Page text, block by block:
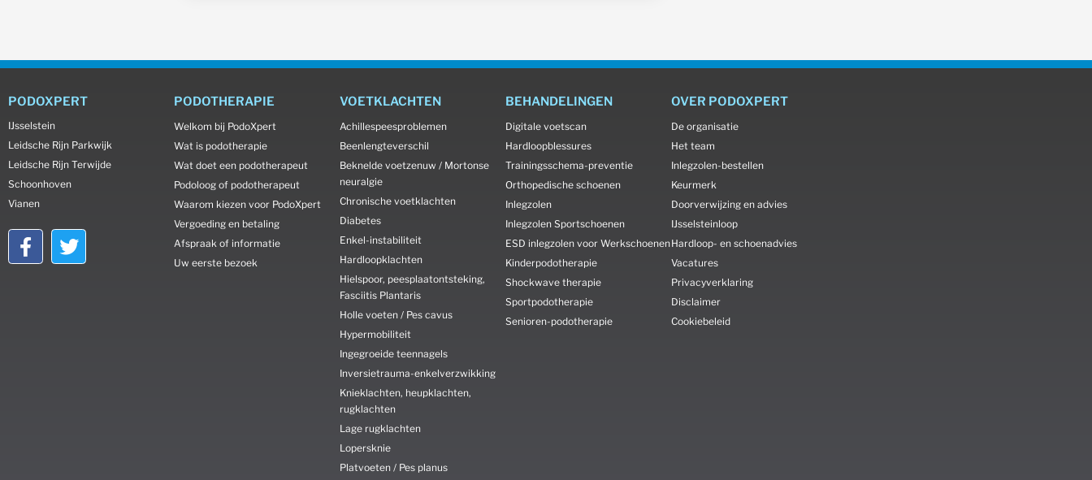
PODOXPERT
IJsselstein
Leidsche Rijn Parkwijk
Leidsche Rijn Terwijde
Schoonhoven
Vianen
PODOTHERAPIE
Welkom bij PodoXpert
Wat is podotherapie
Wat doet een podotherapeut
Podoloog of podotherapeut
Waarom kiezen voor PodoXpert
Vergoeding en betaling
Afspraak of informatie
Uw eerste bezoek
VOETKLACHTEN
Achillespeesproblemen
Beenlengteverschil
Beknelde voetzenuw / Mortonse
neuralgie
Chronische voetklachten
Diabetes
Enkel-instabiliteit
Hardloopklachten
Hielspoor, peesplaatontsteking,
Fasciitis Plantaris
Holle voeten / Pes cavus
Hypermobiliteit
Ingegroeide teennagels
Inversietrauma-enkelverzwikking
Knieklachten, heupklachten,
rugklachten
Lage rugklachten
Lopersknie
Platvoeten / Pes planus
BEHANDELINGEN
Digitale voetscan
Hardloopblessures
Trainingsschema-preventie
Orthopedische schoenen
Inlegzolen
Inlegzolen Sportschoenen
ESD inlegzolen voor Werkschoenen
Kinderpodotherapie
Shockwave therapie
Sportpodotherapie
Senioren-podotherapie
OVER PODOXPERT
De organisatie
Het team
Inlegzolen-bestellen
Keurmerk
Doorverwijzing en advies
IJsselsteinloop
Hardloop- en schoenadvies
Vacatures
Privacyverklaring
Disclaimer
Cookiebeleid